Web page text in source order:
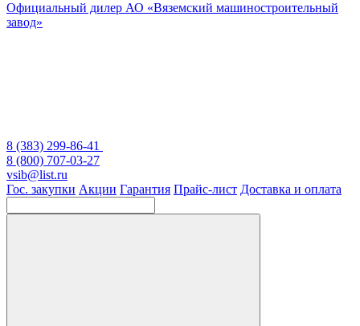
Официальный дилер АО «Вяземский машиностроительный
завод»
8 (383) 299-86-41
8 (800) 707-03-27
vsib@list.ru
Гос. закупки Акции Гарантия Прайс-лист Доставка и оплата